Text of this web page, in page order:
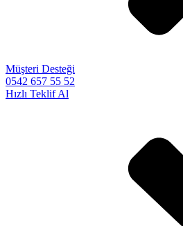
Müşteri Desteği
0542 657 55 52
Hızlı Teklif Al